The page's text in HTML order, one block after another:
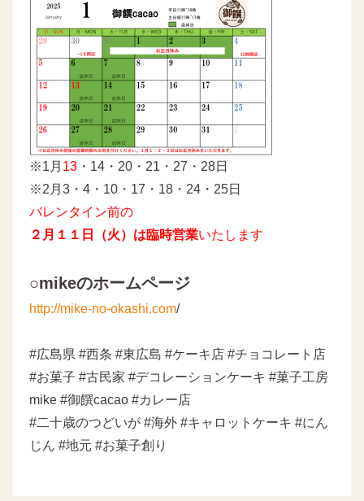
※1月 13 ・14・20・21・27・28日
※2月3・4・10・17・18・24・25日
バレンタイン前の
２月１１日（火）は臨時営業いたします
○mikeのホームページ
http://mike-no-okashi.com/
#広島県 #西条 #東広島 #ケーキ店 #チョコレート店
#お菓子 #古民家 #デコレーションケーキ #菓子工房
mike #御饌cacao #カレー店
#二十歳のつどいが #海外 #キャロットケーキ #にん
じん #地元 #お菓子創り